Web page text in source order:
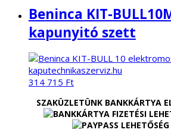
Beninca KIT-
kapunyitó szett
314 715 Ft
SZAKÜZLETÜNK BANKKÁRTYA